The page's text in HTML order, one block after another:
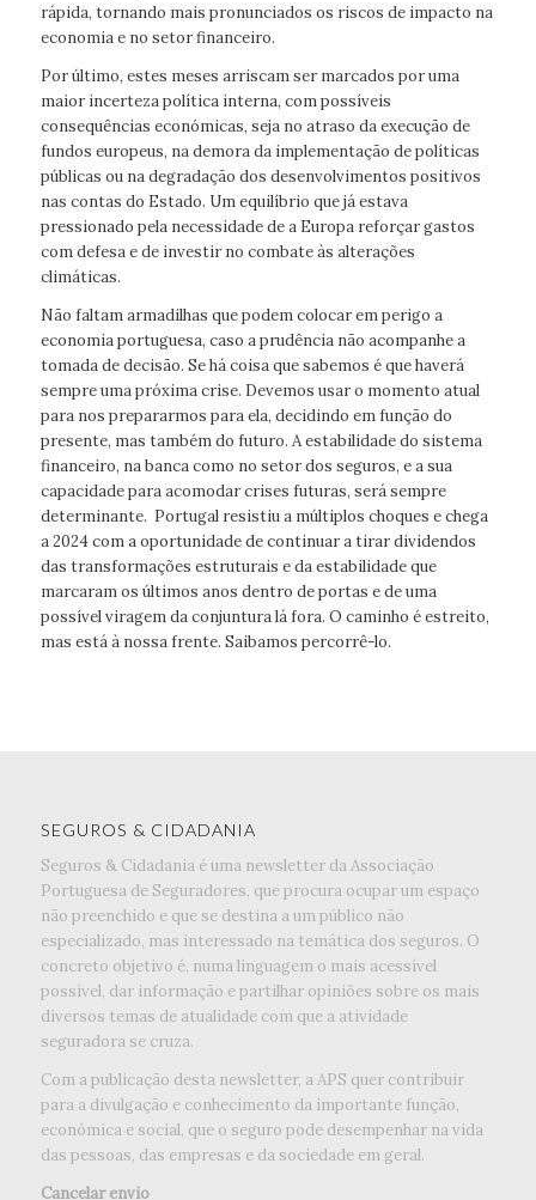
rápida, tornando mais pronunciados os riscos de impacto na
economia e no setor financeiro.
Por último, estes meses arriscam ser marcados por uma
maior incerteza política interna, com possíveis
consequências económicas, seja no atraso da execução de
fundos europeus, na demora da implementação de políticas
públicas ou na degradação dos desenvolvimentos positivos
nas contas do Estado. Um equilíbrio que já estava
pressionado pela necessidade de a Europa reforçar gastos
com defesa e de investir no combate às alterações
climáticas.
Não faltam armadilhas que podem colocar em perigo a
economia portuguesa, caso a prudência não acompanhe a
tomada de decisão. Se há coisa que sabemos é que haverá
sempre uma próxima crise. Devemos usar o momento atual
para nos prepararmos para ela, decidindo em função do
presente, mas também do futuro. A estabilidade do sistema
financeiro, na banca como no setor dos seguros, e a sua
capacidade para acomodar crises futuras, será sempre
determinante. Portugal resistiu a múltiplos choques e chega
a 2024 com a oportunidade de continuar a tirar dividendos
das transformações estruturais e da estabilidade que
marcaram os últimos anos dentro de portas e de uma
possível viragem da conjuntura lá fora. O caminho é estreito,
mas está à nossa frente. Saibamos percorrê-lo.
SEGUROS & CIDADANIA
Seguros & Cidadania é uma newsletter da Associação
Portuguesa de Seguradores, que procura ocupar um espaço
não preenchido e que se destina a um público não
especializado, mas interessado na temática dos seguros. O
concreto objetivo é, numa linguagem o mais acessível
possível, dar informação e partilhar opiniões sobre os mais
diversos temas de atualidade com que a atividade
seguradora se cruza.
Com a publicação desta newsletter, a APS quer contribuir
para a divulgação e conhecimento da importante função,
económica e social, que o seguro pode desempenhar na vida
das pessoas, das empresas e da sociedade em geral.
Cancelar envio